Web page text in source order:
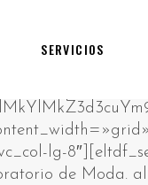
SERVICIOS